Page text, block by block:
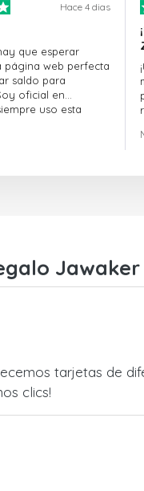
Hace 4 dias
que esperar
página web perfecta
saldo para
oficial en
uso esta
Jawaker
tarjetas de
clics!